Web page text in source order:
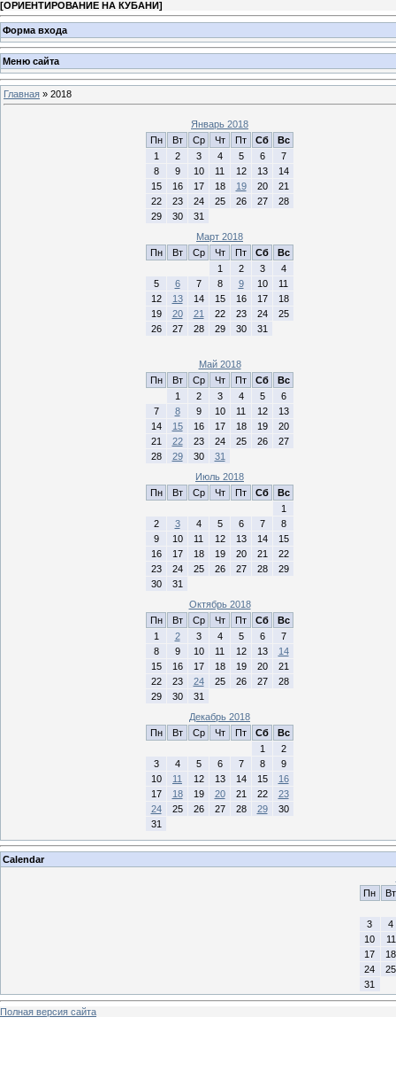
[ОРИЕНТИРОВАНИЕ НА КУБАНИ]
Форма входа
Меню сайта
Главная » 2018
Январь 2018
Пн
Вт Ср Чт Пт Сб
Вс
1
2 3 4 5 6
7
8
9 10 11 12 13
14
15
16 17 18 19 20
21
22
23 24 25 26 27
28
29
30
31
Март 2018
Пн
Вт Ср Чт Пт Сб
Вс
1
2 3
4
5
6 7 8 9 10
11
12
13 14 15 16 17
18
19
20 21 22 23 24
25
26
27 28 29 30 31
Май 2018
Пн
Вт Ср Чт Пт Сб
Вс
1
2 3 4 5
6
7
8 9 10 11 12
13
14
15 16 17 18 19
20
21
22 23 24 25 26
27
28
29 30
31
Июль 2018
Пн
Вт Ср Чт Пт Сб
Вс
1
2
3 4 5 6 7
8
9
10 11 12 13 14
15
16
17 18 19 20 21
22
23
24 25 26 27 28
29
30
31
Октябрь 2018
Пн
Вт Ср Чт Пт Сб
Вс
1
2 3 4 5 6
7
8
9 10 11 12 13
14
15
16 17 18 19 20
21
22
23 24 25 26 27
28
29
30
31
Декабрь 2018
Пн
Вт Ср Чт Пт Сб
Вс
1
2
3
4 5 6 7 8
9
10
11 12 13 14 15
16
17
18 19 20 21 22
23
24
25 26 27 28 29
30
31
Calendar
Пн
Вт
3
4
10
11
17
18
24
25
31
Полная версия сайта